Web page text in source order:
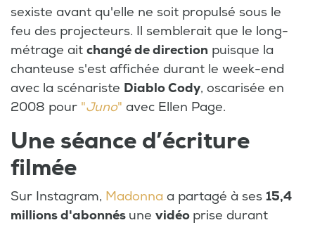
sexiste avant qu'elle ne soit propulsé sous le
feu des projecteurs. Il semblerait que le long-
métrage ait changé de direction puisque la
chanteuse s'est affichée durant le week-end
avec la scénariste Diablo Cody, oscarisée en
2008 pour "Juno" avec Ellen Page.
Une séance d’écriture
filmée
Sur Instagram, Madonna a partagé à ses 15,4
millions d'abonnés une vidéo prise durant